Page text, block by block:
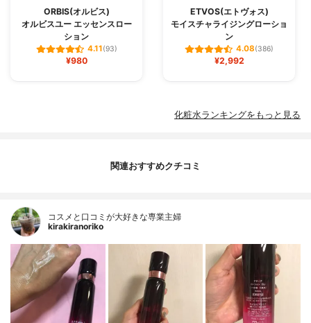
ORBIS(オルビス)
オルビスユー エッセンスロー
ション
4.11(93)
¥980
ETVOS(エトヴォス)
モイスチャライジングローショ
ン
4.08(386)
¥2,992
化粧水ランキングをもっと見る
関連おすすめクチコミ
コスメと口コミが大好きな専業主婦
kirakiranoriko